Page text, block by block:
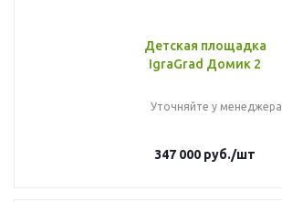
Детская площадка
IgraGrad Домик 2
Уточняйте у менеджера
347 000 руб./шт